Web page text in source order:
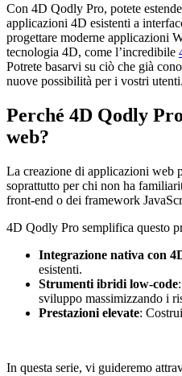
Con 4D Qodly Pro, potete
applicazioni 4D esistenti a
progettare moderne applicazioni
tecnologia 4D, come l’incredibile
Potrete basarvi su ciò che già
nuove possibilità per i vostri utenti.
Perché 4D Qodly
web?
La creazione di applicazioni web
soprattutto per chi non ha
front-end o dei framework
4D Qodly Pro semplifica questo
Integrazione nativa con
esistenti.
Strumenti ibridi low-code
sviluppo massimizzando i
Prestazioni elevate:
In questa serie, vi guideremo